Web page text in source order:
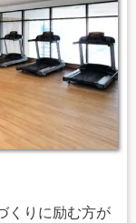
くりに励む方が